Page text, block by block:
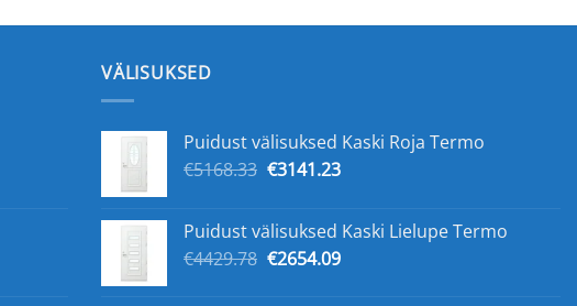
VÄLISUKSED
Puidust välisuksed Kaski Roja Termo
€5168.33 Algne
€5168.33.
€3141.23Praegune
€3141.23.
Puidust välisuksed Kaski Lielupe Termo
€4429.78 Algne
€2654.09Praegune